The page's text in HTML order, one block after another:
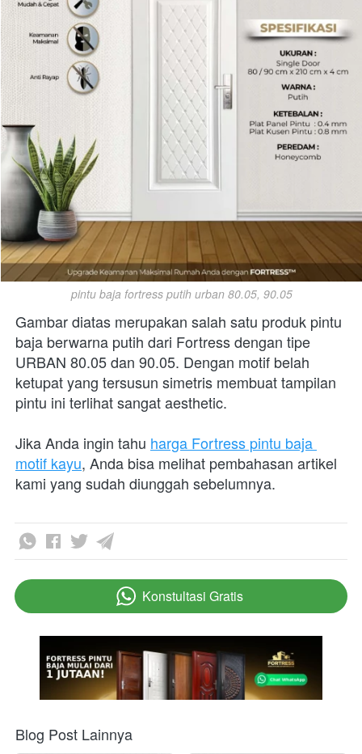
pintu baja fortress putih urban 80.05, 90.05
Gambar diatas merupakan salah satu produk pintu
baja berwarna putih dari Fortress dengan tipe
URBAN 80.05 dan 90.05. Dengan motif belah
ketupat yang tersusun simetris membuat tampilan
pintu ini terlihat sangat aesthetic.
Jika Anda ingin tahu harga Fortress pintu baja
motif kayu, Anda bisa melihat pembahasan artikel
kami yang sudah diunggah sebelumnya.
` Konstultasi Gratis
Blog Post Lainnya